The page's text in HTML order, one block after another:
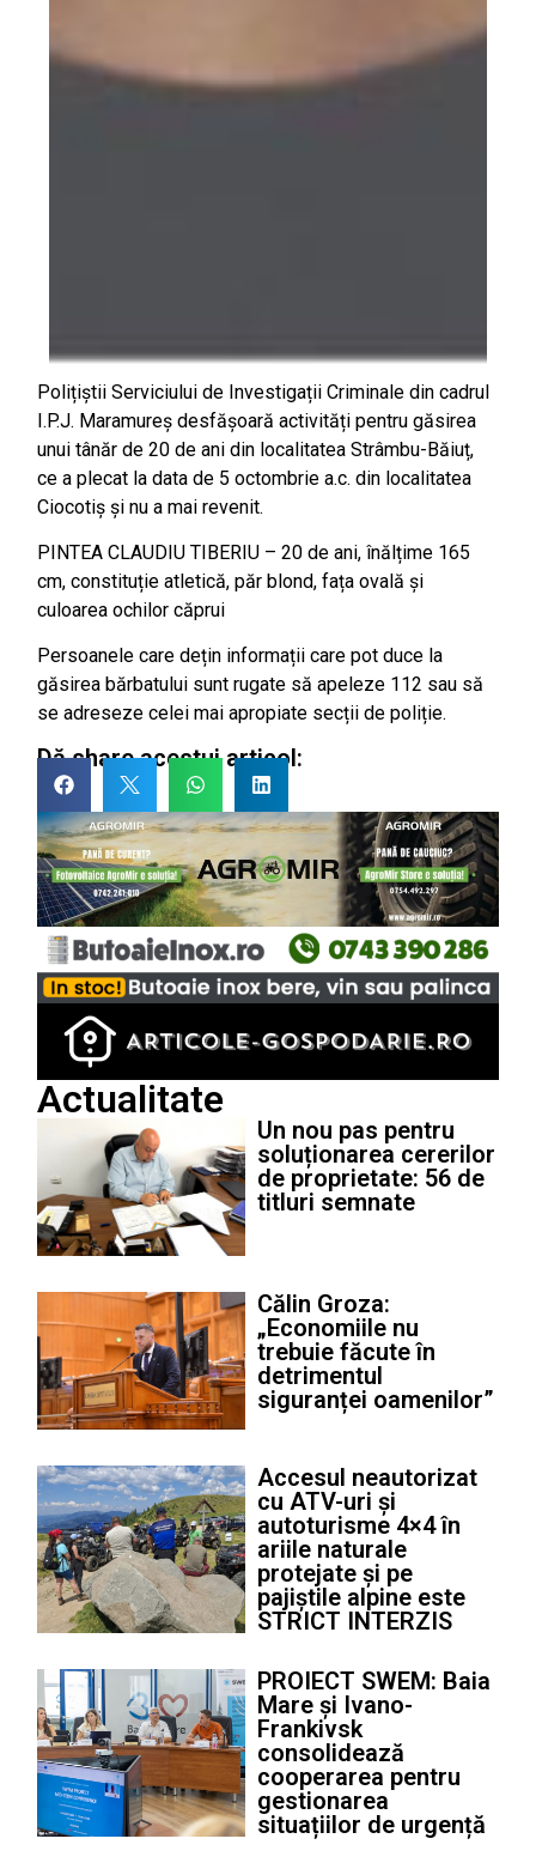
Polițiștii Serviciului de Investigații Criminale din cadrul
I.P.J. Maramureș desfășoară activități pentru găsirea
unui tânăr de 20 de ani din localitatea Strâmbu-Băiuț,
ce a plecat la data de 5 octombrie a.c. din localitatea
Ciocotiș și nu a mai revenit.
PINTEA CLAUDIU TIBERIU – 20 de ani, înălțime 165
cm, constituție atletică, păr blond, fața ovală și
culoarea ochilor căprui
Persoanele care dețin informații care pot duce la
găsirea bărbatului sunt rugate să apeleze 112 sau să
se adreseze celei mai apropiate secții de poliție.
Dă share acestui articol:
Actualitate
Un nou pas pentru
soluționarea cererilor
de proprietate: 56 de
titluri semnate
Călin Groza:
„Economiile nu
trebuie făcute în
detrimentul
siguranței oamenilor”
Accesul neautorizat
cu ATV-uri și
autoturisme 4×4 în
ariile naturale
protejate și pe
pajiștile alpine este
STRICT INTERZIS
PROIECT SWEM: Baia
Mare și Ivano-
Frankivsk
consolidează
cooperarea pentru
gestionarea
situațiilor de urgență